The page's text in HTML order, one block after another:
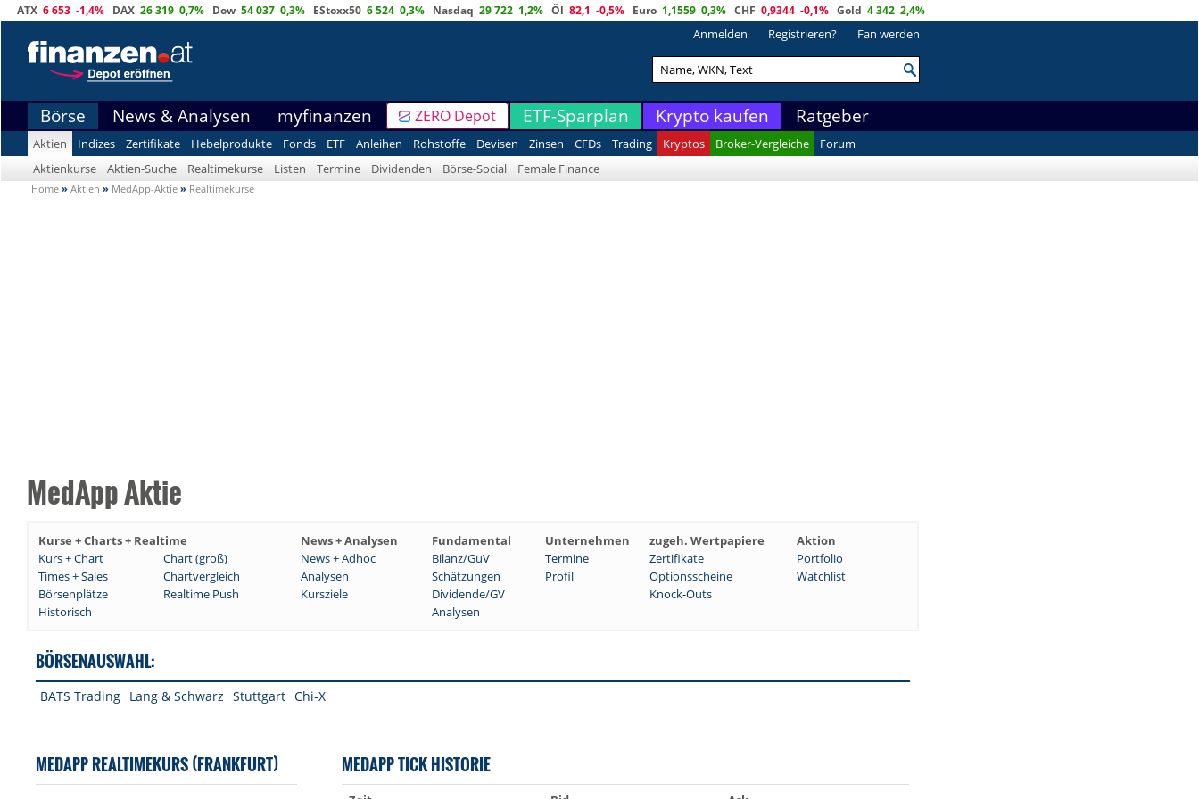
ATX 6 653 -1,4% DAX 26 319 0,7% Dow 54 037 0,3% EStoxx50 6 524 0,3% Nasdaq 29 722 1,2% Öl 82,1 -0,5% Euro 1,1559 0,3% CHF 0,9344 -0,1% Gold 4 342 2,4%
Anmelden Registrieren? Fan werden
Börse News & Analysen myfinanzen ZERO Depot ETF-Sparplan Krypto kaufen Ratgeber
Aktien Indizes Zertifikate Hebelprodukte Fonds ETF Anleihen Rohstoffe Devisen Zinsen CFDs Trading Kryptos Broker-Vergleiche
Forum
Aktienkurse
Aktien-Suche Realtimekurse Listen Termine Dividenden Börse-Social Female Finance
Home » Aktien » MedApp-Aktie » Realtimekurse
MedApp Aktie
Kurse + Charts + Realtime News + Analysen Fundamental Unternehmen zugeh. Wertpapiere
Aktion
Kurs + Chart
Chart (groß) News + Adhoc Bilanz/GuV Termine Zertifikate
Portfolio
Times + Sales
Chartvergleich Analysen Schätzungen Profil Optionsscheine
Watchlist
Börsenplätze
Realtime Push Kursziele Dividende/GV
Knock-Outs
Historisch
Analysen
BÖRSENAUSWAHL:
BATS Trading Lang & Schwarz Stuttgart Chi-X
MEDAPP REALTIMEKURS (FRANKFURT) MEDAPP TICK HISTORIE